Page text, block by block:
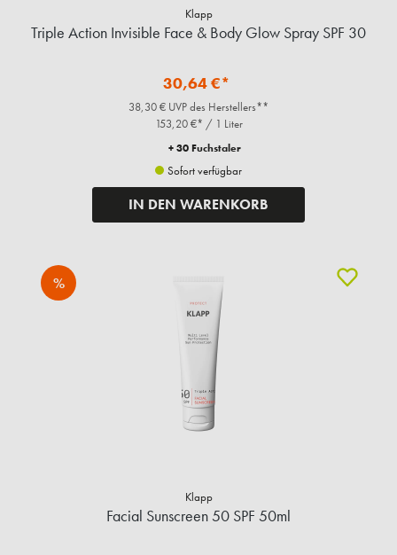
Klapp
Triple Action Invisible Face & Body Glow Spray SPF 30
30,64 €*
38,30 € UVP des Herstellers**
153,20 €* / 1 Liter
+ 30 Fuchstaler
Sofort verfügbar
IN DEN WARENKORB
%
Klapp
Facial Sunscreen 50 SPF 50ml